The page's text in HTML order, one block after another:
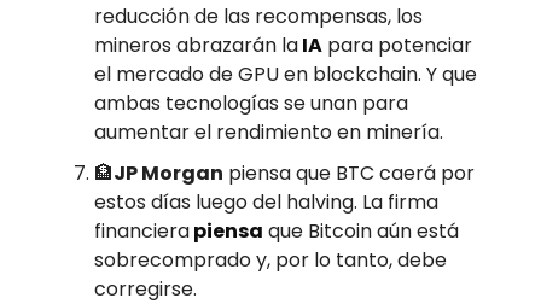
reducción de las recompensas, los
mineros abrazarán laIA para potenciar
el mercado de GPU en blockchain. Y que
ambas tecnologías se unan para
aumentar el rendimiento en minería.
🏦JP Morgan piensa que BTC caerá por
estos días luego del halving. La firma
financierapiensa que Bitcoin aún está
sobrecomprado y, por lo tanto, debe
corregirse.